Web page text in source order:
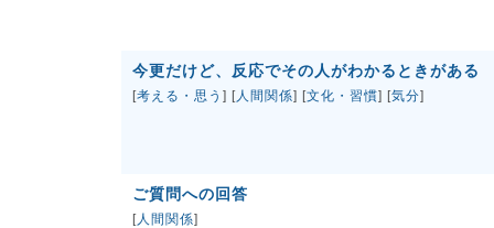
今更だけど、反応でその人がわかるときがある
[考える・思う ] [人間関係] [文化・習慣] [気分]
ご質問への回答
[人間関係]